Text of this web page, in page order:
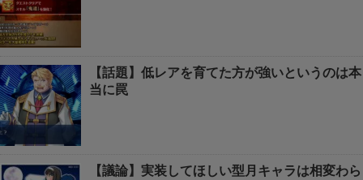
【話題】低レアを育てた方が強いというのは本
当に罠
【議論】実装してほしい型月キャラは相変わら